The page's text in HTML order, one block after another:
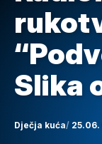
Slika
Dječja kuća